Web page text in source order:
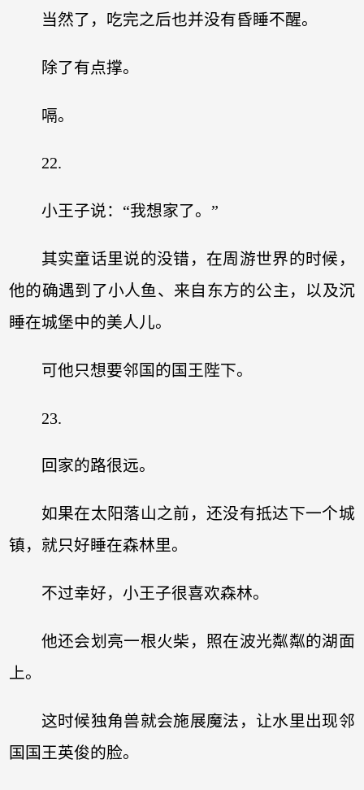
当然了，吃完之后也并没有昏睡不醒。
除了有点撑。
嗝。
22.
小王子说：“我想家了。”
其实童话里说的没错，在周游世界的时候，
他的确遇到了小人鱼、来自东方的公主，以及沉
睡在城堡中的美人儿。
可他只想要邻国的国王陛下。
23.
回家的路很远。
如果在太阳落山之前，还没有抵达下一个城
镇，就只好睡在森林里。
不过幸好，小王子很喜欢森林。
他还会划亮一根火柴，照在波光粼粼的湖面
上。
这时候独角兽就会施展魔法，让水里出现邻
国国王英俊的脸。